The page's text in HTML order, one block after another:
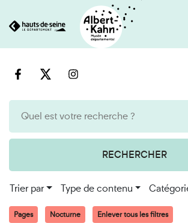
au
RECHERCHER
Trier par Type de contenu
Pages Nocturne Enlever tous les filtres
Cookies et traceurs utilisés sur ce site